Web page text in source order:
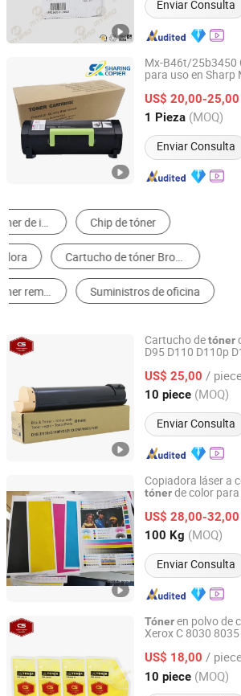
Enviar Consulta
Mx-B46t/25b3450
para uso en Sharp
US$ 20,00-25,00
1 Pieza (MOQ)
Enviar Consulta
ZHONGSHAN SHARINGCOPIER
Guangdong, China Desde
Cartucho de Tambor y Tóner
Tóner de Piel Polvo de Toner
Otras Impresoras y Suministros de Impresoras
Cartucho detóner
D95 D110 D110p
US$ 25,00 /
10 piece (MOQ)
Enviar Consulta
Zhongshan Yinpin Consumables
Guangdong, China Desde
Copiadora láser a
tónerde color
US$ 28,00-32,00
100 Kg (MOQ)
Enviar Consulta
Cangzhou ASC Toner Production Ltd.
Hebei, China Desde 2021
Tóneren polvo de
Xerox C 8030
US$ 18,00 /
10 piece (MOQ)
Zhongshan Yinpin Consumables
Guangdong, China Desde